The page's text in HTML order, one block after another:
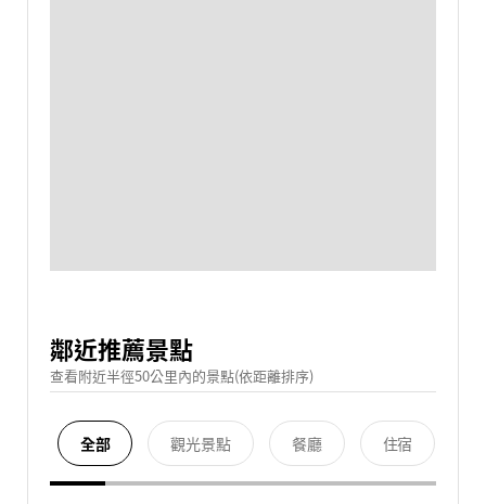
鄰近推薦景點
查看附近半徑50公里內的景點(依距離排序)
全部 觀光景點 餐廳 住宿